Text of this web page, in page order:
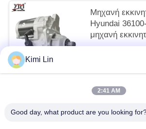
Μηχανή
Hyundai
μηχανή
εκσκαφέων
Kimi Lin
2:41 AM
Good day, what product are you looking